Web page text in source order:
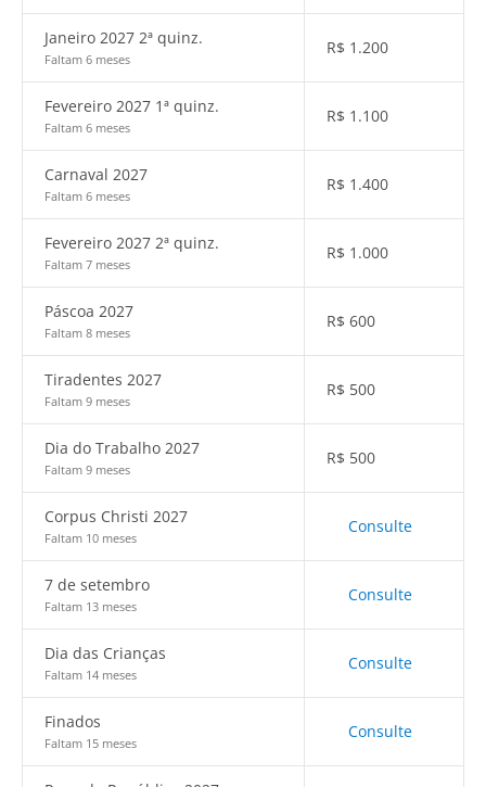
Janeiro 2027 2ª quinz.
Faltam 6 meses
R$ 1.200
Fevereiro 2027 1ª quinz.
Faltam 6 meses
R$ 1.100
Carnaval 2027
Faltam 6 meses
R$ 1.400
Fevereiro 2027 2ª quinz.
Faltam 7 meses
R$ 1.000
Páscoa 2027
Faltam 8 meses
R$ 600
Tiradentes 2027
Faltam 9 meses
R$ 500
Dia do Trabalho 2027
Faltam 9 meses
R$ 500
Corpus Christi 2027
Faltam 10 meses
Consulte
7 de setembro
Faltam 13 meses
Consulte
Dia das Crianças
Faltam 14 meses
Consulte
Finados
Faltam 15 meses
Consulte